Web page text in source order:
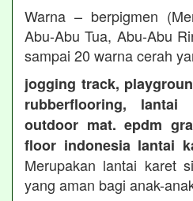
Warna – berpigmen
Abu-Abu Tua, Abu-Abu
sampai 20 warna cerah
jogging track,
rubberflooring,
outdoor mat. epdm
floor indonesia lantai
Merupakan lantai karet
yang aman bagi anak-